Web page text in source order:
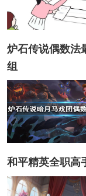
炉石传说偶数法
组
和平精英全职高